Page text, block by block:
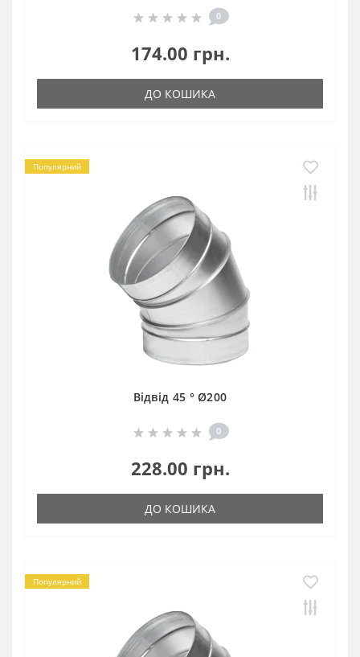
0
174.00 грн.
ДО КОШИКА
Популярний
Відвід 45 ° Ø200
0
228.00 грн.
ДО КОШИКА
Популярний